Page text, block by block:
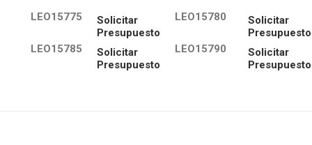
LEO15775
Solicitar
Presupuesto
LEO15780
Solicitar
Presupuesto
LEO15785
Solicitar
Presupuesto
LEO15790
Solicitar
Presupuesto